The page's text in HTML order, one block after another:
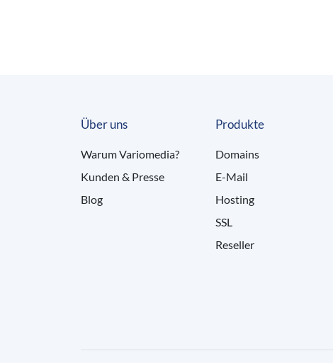
Über uns
Warum Variomedia?
Kunden & Presse
Blog
Produkte
Domains
E-Mail
Hosting
SSL
Reseller